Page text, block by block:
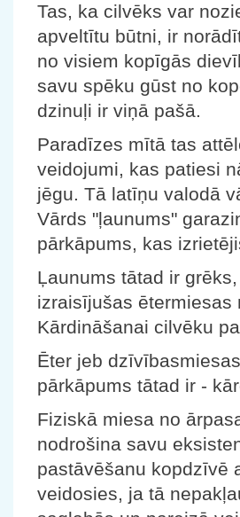
Tas, ka cilvēks var
apveltītu būtni, ir
no visiem kopīgās
savu spēku gūst no
dzinuļi ir viņā pašā.
Paradīzes mītā tas
veidojumi, kas patiesi
jēgu. Tā latīņu valodā
Vārds "ļaunums"
pārkāpums, kas
Ļaunums tātad ir
izraisījušas
Kārdināšanai cilvēku
Ēter jeb
pārkāpums tātad ir -
Fiziskā miesa no
nodrošina savu
pastāvēšanu kopdzīvē
veidosies, ja tā